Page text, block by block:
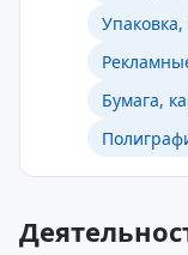
Бумага,